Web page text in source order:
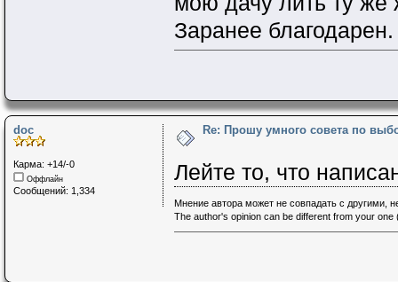
Заранее благодарен.
doc
Карма: +14/-0
Оффлайн
Сообщений: 1,334
Re: Прошу умного совета по
Лейте то, что
Мнение автора может не совпадать с другими,
The author's opinion can be different from your